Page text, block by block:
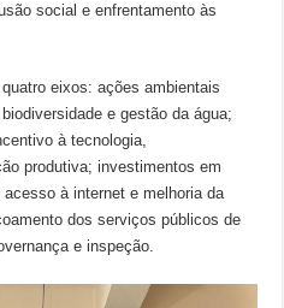
social e enfrentamento às
eixos: ações ambientais
e gestão da água;
à tecnologia,
produtiva; investimentos em
à internet e melhoria da
dos serviços públicos de
e inspeção.